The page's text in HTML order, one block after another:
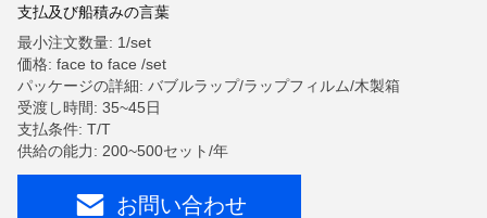
支払及び船積みの言葉
最小注文数量: 1/set
価格: face to face /set
パッケージの詳細: バブルラップ/ラップフィルム/木製箱
受渡し時間: 35~45日
支払条件: T/T
供給の能力: 200~500セット/年
お問い合わせ